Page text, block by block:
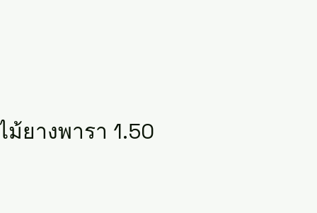
ม้ยางพารา 1.50